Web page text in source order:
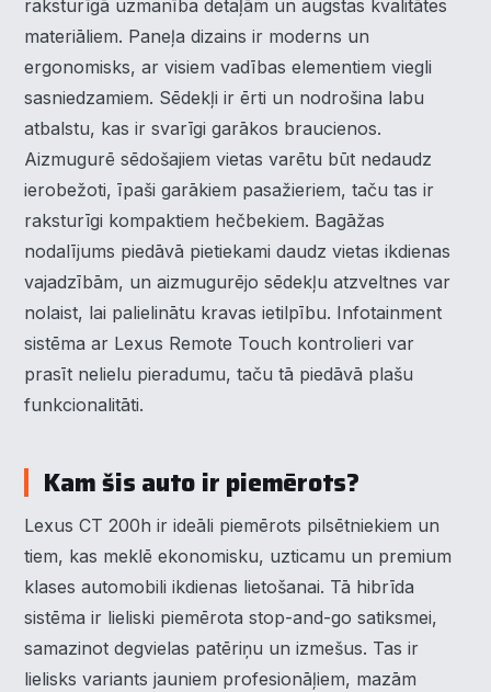
raksturīgā uzmanība detaļām un augstas kvalitātes
materiāliem. Paneļa dizains ir moderns un
ergonomisks, ar visiem vadības elementiem viegli
sasniedzamiem. Sēdekļi ir ērti un nodrošina labu
atbalstu, kas ir svarīgi garākos braucienos.
Aizmugurē sēdošajiem vietas varētu būt nedaudz
ierobežoti, īpaši garākiem pasažieriem, taču tas ir
raksturīgi kompaktiem hečbekiem. Bagāžas
nodalījums piedāvā pietiekami daudz vietas ikdienas
vajadzībām, un aizmugurējo sēdekļu atzveltnes var
nolaist, lai palielinātu kravas ietilpību. Infotainment
sistēma ar Lexus Remote Touch kontrolieri var
prasīt nelielu pieradumu, taču tā piedāvā plašu
funkcionalitāti.
Kam šis auto ir piemērots?
Lexus CT 200h ir ideāli piemērots pilsētniekiem un
tiem, kas meklē ekonomisku, uzticamu un premium
klases automobili ikdienas lietošanai. Tā hibrīda
sistēma ir lieliski piemērota stop-and-go satiksmei,
samazinot degvielas patēriņu un izmešus. Tas ir
lielisks variants jauniem profesionāļiem, mazām